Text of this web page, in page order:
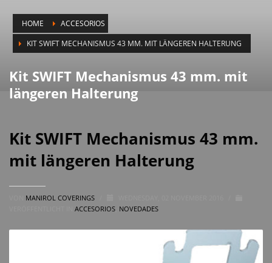
HOME
ACCESORIOS
KIT SWIFT MECHANISMUS 43 MM. MIT LÄNGEREN HALTERUNG
Kit SWIFT Mechanismus 43 mm. mit
längeren Halterung
Kit SWIFT Mechanismus 43 mm.
mit längeren Halterung
MANIROL COVERINGS
ACCESORIOS NOVEDADES